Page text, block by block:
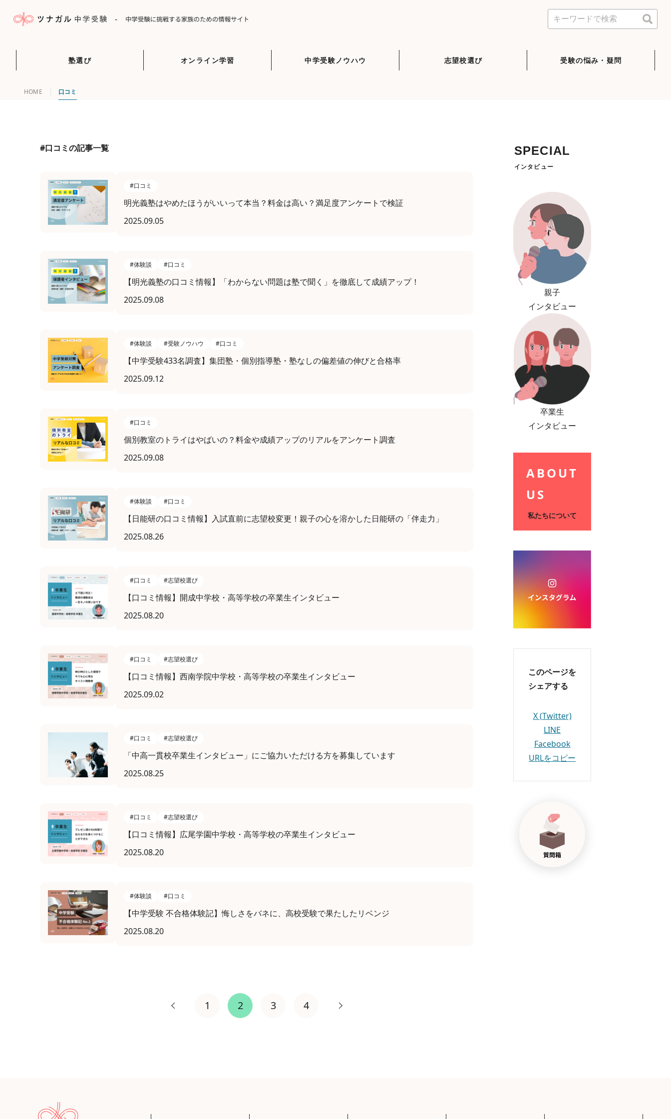
-
塾選び オンライン学習 中学受験ノウハウ 志望校選び 受験の悩み・疑問
HOME 口コミ
#口コミの記事一覧
#口コミ
明光義塾はやめたほうがいいって本当？料金は高い？満足度アンケートで検証
2025.09.05
#体験談 #口コミ
【明光義塾の口コミ情報】「わからない問題は塾で聞く」を徹底して成績アップ！
2025.09.08
#体験談 #受験ノウハウ #口コミ
【中学受験433名調査】集団塾・個別指導塾・塾なしの偏差値の伸びと合格率
2025.09.12
#口コミ
個別教室のトライはやばいの？料金や成績アップのリアルをアンケート調査
2025.09.08
#体験談 #口コミ
【日能研の口コミ情報】入試直前に志望校変更！親子の心を溶かした日能研の「伴走力」
2025.08.26
#口コミ #志望校選び
【口コミ情報】開成中学校・高等学校の卒業生インタビュー
2025.08.20
#口コミ #志望校選び
【口コミ情報】西南学院中学校・高等学校の卒業生インタビュー
2025.09.02
#口コミ #志望校選び
「中高一貫校卒業生インタビュー」にご協力いただける方を募集しています
2025.08.25
#口コミ #志望校選び
【口コミ情報】広尾学園中学校・高等学校の卒業生インタビュー
2025.08.20
#体験談 #口コミ
【中学受験 不合格体験記】悔しさをバネに、高校受験で果たしたリベンジ
2025.08.20
1 2 3 4
SPECIAL
インタビュー
親子
インタビュー
卒業生
インタビュー
ABOUT
US
私たちについて
このページを
シェアする
X (Twitter)
LINE
Facebook
URLをコピー